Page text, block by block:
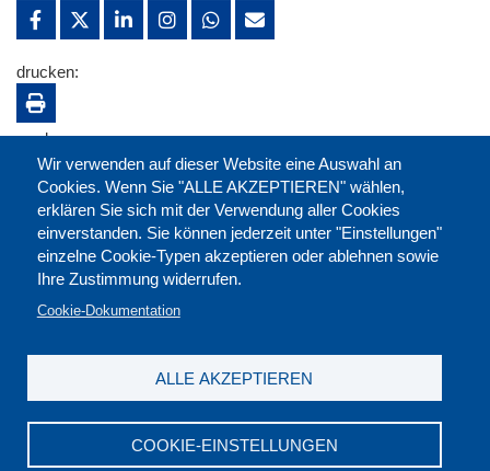
Wir verwenden auf dieser Website eine Auswahl an
Cookies. Wenn Sie "ALLE AKZEPTIEREN" wählen,
erklären Sie sich mit der Verwendung aller Cookies
einverstanden. Sie können jederzeit unter "Einstellungen"
einzelne Cookie-Typen akzeptieren oder ablehnen sowie
Ihre Zustimmung widerrufen.
Cookie-Dokumentation
COOKIE-EINSTELLUNGEN
ALLE AKZEPTIEREN
drucken:
merken:
DGB-Bildungswerk NRW e.V. © 2026